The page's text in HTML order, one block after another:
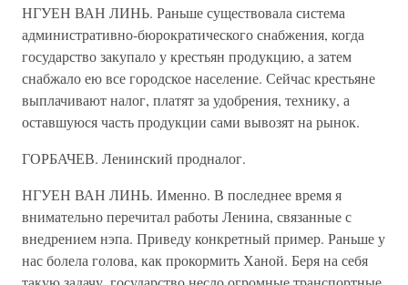
НГУЕН ВАН ЛИНЬ. Раньше существовала система
административно-бюрократического снабжения, когда
государство закупало у крестьян продукцию, а затем
снабжало ею все городское население. Сейчас крестьяне
выплачивают налог, платят за удобрения, технику, а
оставшуюся часть продукции сами вывозят на рынок.
ГОРБАЧЕВ. Ленинский продналог.
НГУЕН ВАН ЛИНЬ. Именно. В последнее время я
внимательно перечитал работы Ленина, связанные с
внедрением нэпа. Приведу конкретный пример. Раньше у
нас болела голова, как прокормить Ханой. Беря на себя